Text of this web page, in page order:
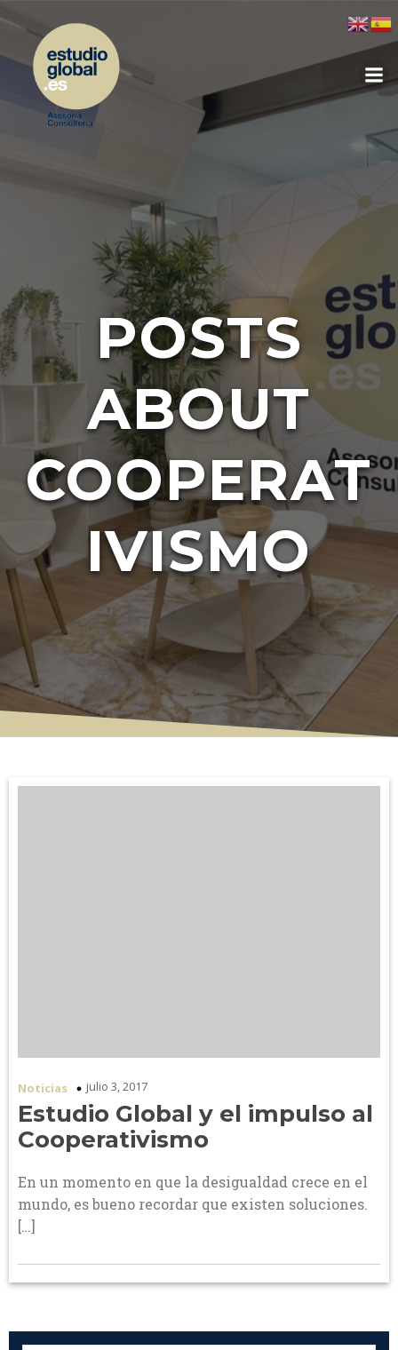
POSTS
ABOUT
COOPERAT
IVISMO
Noticias julio 3, 2017
Estudio Global y el impulso al
Cooperativismo
En un momento en que la desigualdad crece en el
mundo, es bueno recordar que existen soluciones.
[…]